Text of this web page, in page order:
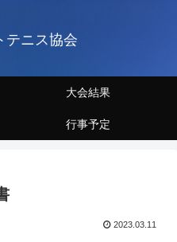
テニス協会
大会結果
行事予定
2023.03.11